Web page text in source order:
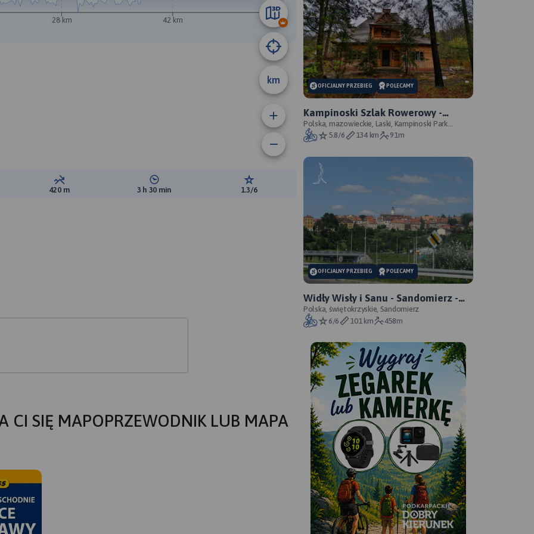
km
28 km 42 km 57 km
Suma spadków:
420 m Średni czas potrzebny na pokonanie trasy:
3 h 30 min Ocena trasy:
1.3/6
CI SIĘ MAPOPRZEWODNIK LUB MAPA
OFICJALNY PRZEBIEG POLECAMY
Kampinoski Szlak Rowerowy -
oficjalny przebieg szlaku
Polska, mazowieckie, Laski, Kampinoski Park
Narodowy5.8/6 134 km 91m
OFICJALNY PRZEBIEG POLECAMY
Widły Wisły i Sanu - Sandomierz -
Zawichost - Annopol - oficjalny
przebieg
Polska, świętokrzyskie, Sandomierz
6/6
101 km 458m